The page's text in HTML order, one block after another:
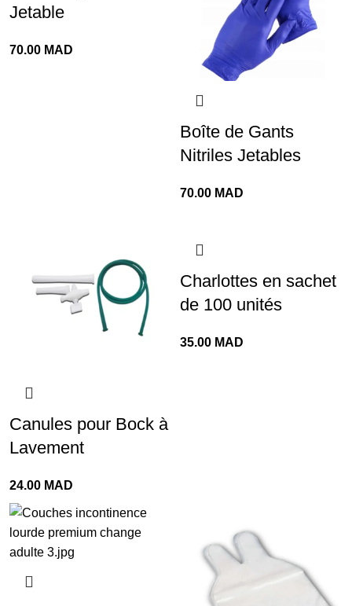
Jetable
70.00 MAD
Boîte de Gants
Nitriles Jetables
70.00 MAD
Canules pour Bock à
Lavement
24.00 MAD
Charlottes en sachet
de 100 unités
35.00 MAD